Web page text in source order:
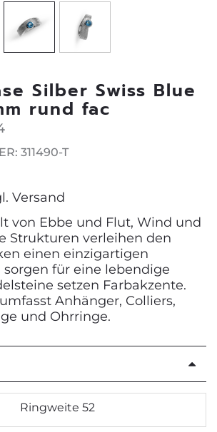
Silber Swiss Blue
rund fac
311490-T
Versand
von Ebbe und Flut, Wind und
Strukturen verleihen den
einen einzigartigen
sorgen für eine lebendige
setzen Farbakzente.
Anhänger, Colliers,
und Ohrringe.
Ringweite 52